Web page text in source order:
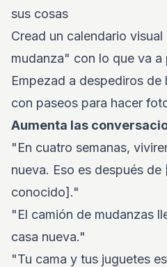
sus cosas
Cread un calendario
mudanza" con lo que va a
Empezad a despediros de
con paseos para hacer
Aumenta las
"En cuatro semanas,
nueva. Eso es después
conocido]."
"El camión de mudanzas
casa nueva."
"Tu cama y tus juguetes